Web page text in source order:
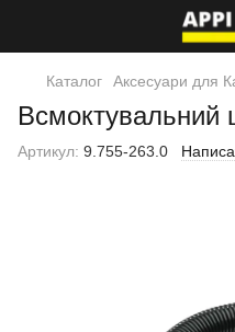
Каталог Аксесуари для
Всмоктувальний
Артикул: 9.755-263.0